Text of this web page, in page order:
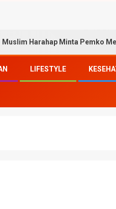
Pemko Medan Pastikan
LIFESTYLE